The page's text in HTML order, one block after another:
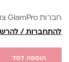
1. הכנה של הציפורניים (כרגיל)
2. ניטרול לוחית
חברות GlamPro צוברות נקודות
להתחברות /
הוספה לסל